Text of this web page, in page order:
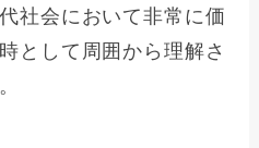
社会において非常に価
として周囲から理解さ